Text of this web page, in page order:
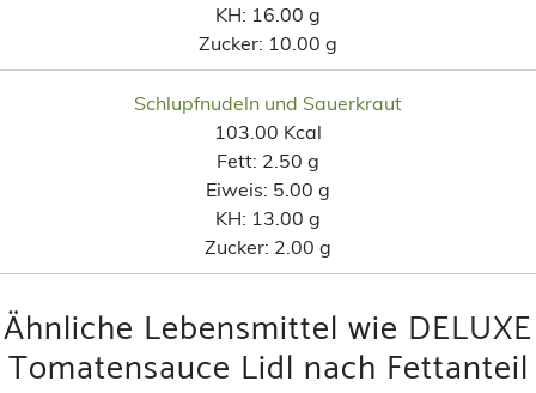
KH: 16.00 g
Zucker: 10.00 g
Schlupfnudeln und Sauerkraut
103.00 Kcal
Fett: 2.50 g
Eiweis: 5.00 g
KH: 13.00 g
Zucker: 2.00 g
Ähnliche Lebensmittel wie DELUXE
Tomatensauce Lidl nach Fettanteil